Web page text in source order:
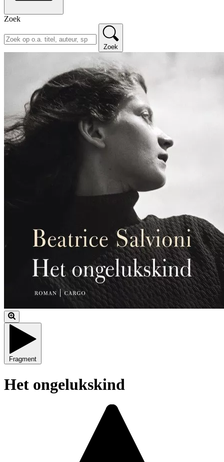
Zoek
Zoek
Fragment
Het ongelukskind